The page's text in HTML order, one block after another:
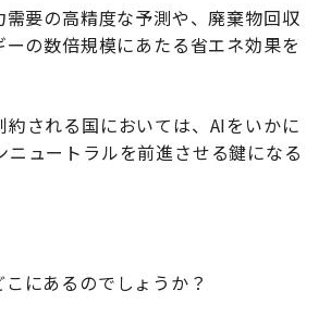
要の高精度な予測や、廃棄物回収
の数倍規模にあたる省エネ効果を
される国においては、AIをいかに
ュートラルを前進させる鍵になる
にあるのでしょうか？